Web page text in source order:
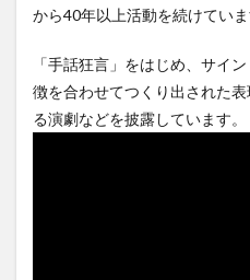
から40年以上活動を続けていま
「手話狂言」をはじめ、サイ
徴を合わせてつくり出された
る演劇などを披露しています。